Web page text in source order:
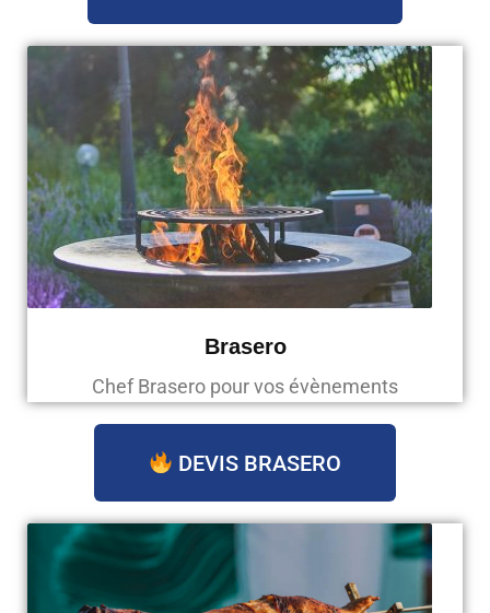
Brasero
Chef Brasero pour vos évènements
DEVIS BRASERO